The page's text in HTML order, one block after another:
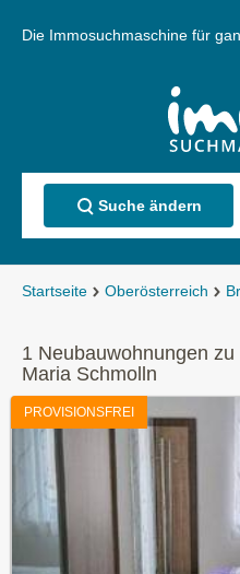
Die Immosuchmaschine für
Suche ändern
Startseite Oberösterreich
1 Neubauwohnungen
Maria Schmolln
PROVISIONSFREI